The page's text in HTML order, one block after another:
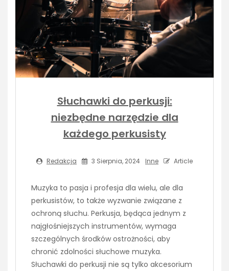
Słuchawki do perkusji:
niezbędne narzędzie dla
każdego perkusisty
Redakcja 3 Sierpnia, 2024 Inne Article
Muzyka to pasja i profesja dla wielu, ale dla
perkusistów, to także wyzwanie związane z
ochroną słuchu. Perkusja, będąca jednym z
najgłośniejszych instrumentów, wymaga
szczególnych środków ostrożności, aby
chronić zdolności słuchowe muzyka.
Słuchawki do perkusji nie są tylko akcesorium